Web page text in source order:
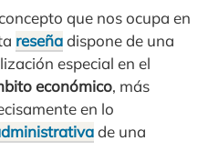
que nos ocupa en
reseñadispone de una
especial en el
económico, más
en lo
de una